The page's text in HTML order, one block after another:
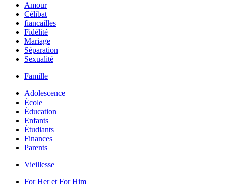
Amour
Célibat
fiancailles
Fidélité
Mariage
Séparation
Sexualité
Famille
Adolescence
École
Éducation
Enfants
Étudiants
Finances
Parents
Vieillesse
For Her et For Him